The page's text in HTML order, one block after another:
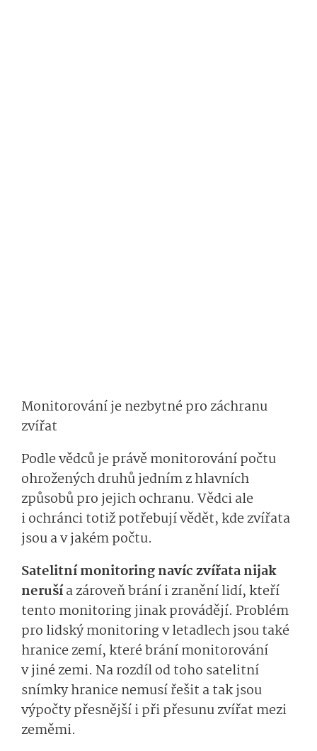
Monitorování je nezbytné pro záchranu
zvířat
Podle vědců je právě monitorování počtu
ohrožených druhů jedním z hlavních
způsobů pro jejich ochranu. Vědci ale
i ochránci totiž potřebují vědět, kde zvířata
jsou a v jakém počtu.
Satelitní monitoring navíc zvířata nijak
nerušía zároveň brání i zranění lidí, kteří
tento monitoring jinak provádějí. Problém
pro lidský monitoring v letadlech jsou také
hranice zemí, které brání monitorování
v jiné zemi. Na rozdíl od toho satelitní
snímky hranice nemusí řešit a tak jsou
výpočty přesnější i při přesunu zvířat mezi
zeměmi.